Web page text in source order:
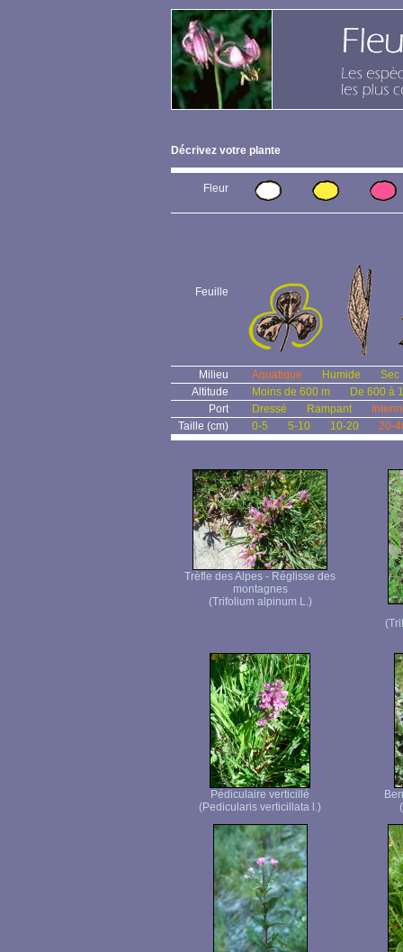
Décrivez votre plante
Fleur
Feuille
Milieu Aquatique Humide
Sec
Altitude
Moins de 600 m
De 600 à
Port
Dressé Rampant
Taille (cm)
0-5 5-10 10-20 20-
Trèfle des Alpes - Réglisse des
montagnes
(Trifolium alpinum L.)
Pédiculaire verticillé
(Pedicularis verticillata l.)